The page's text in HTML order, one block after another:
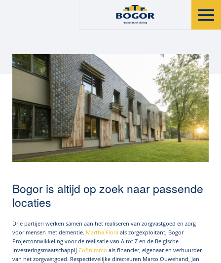
Bogor is altijd op zoek naar passende
locaties
Drie partijen werken samen aan het realiseren van zorgvastgoed en zorg
voor mensen met dementie. Martha Flora als zorgexploitant, Bogor
Projectontwikkeling voor de realisatie van A tot Z en de Belgische
investeringsmaatschappij Cofinimmo als financier, eigenaar en verhuurder
van het zorgvastgoed. Respectievelijke directeuren Marco Ouwehand, Jan